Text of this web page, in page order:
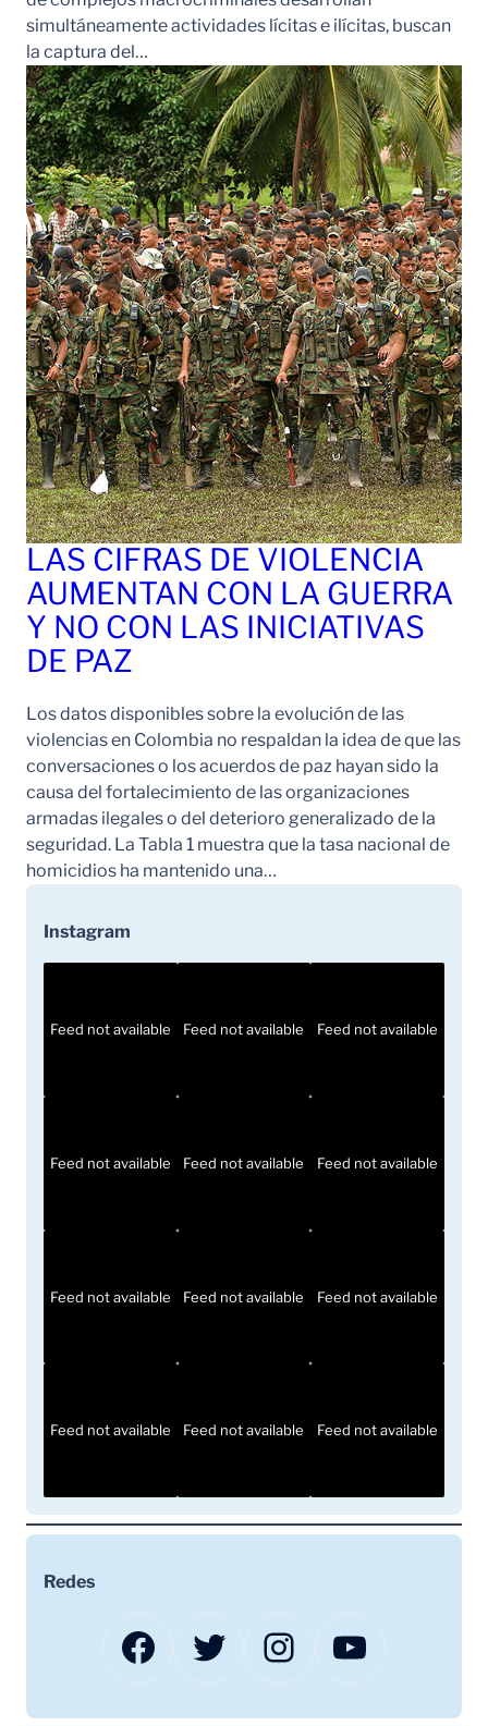
simultáneamente actividades lícitas e ilícitas, buscan
la captura del…
LAS CIFRAS DE VIOLENCIA
AUMENTAN CON LA GUERRA
Y NO CON LAS INICIATIVAS
DE PAZ
Los datos disponibles sobre la evolución de las
violencias en Colombia no respaldan la idea de que las
conversaciones o los acuerdos de paz hayan sido la
causa del fortalecimiento de las organizaciones
armadas ilegales o del deterioro generalizado de la
seguridad. La Tabla 1 muestra que la tasa nacional de
homicidios ha mantenido una…
Instagram
Feed not available Feed not available Feed not available
Feed not available Feed not available Feed not available
Feed not available Feed not available Feed not available
Feed not available Feed not available Feed not available
Redes
Facebook Twitter Instagram YouTube